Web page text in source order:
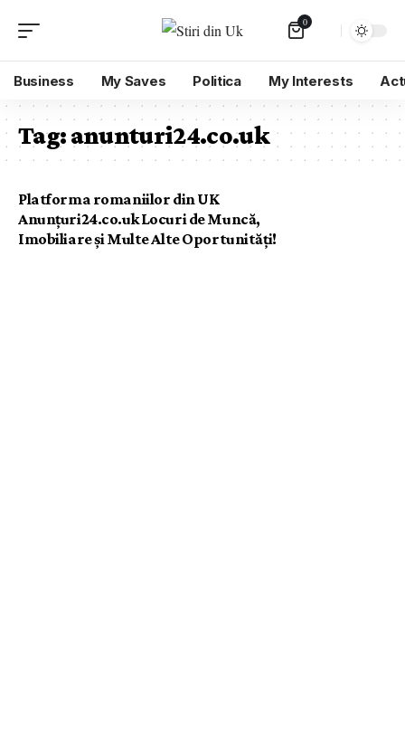
0
Business My Saves Politica My Interests
Tag:anunturi24.co.uk
Platforma romaniilor din UK
Anunțuri24.co.uk Locuri de Muncă,
Imobiliare și Multe Alte Oportunități!